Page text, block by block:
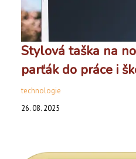
Stylová taška na
parťák do práce i
technologie
26. 08. 2025